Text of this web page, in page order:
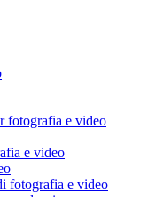
fotografia e video
e video
fotografia e video